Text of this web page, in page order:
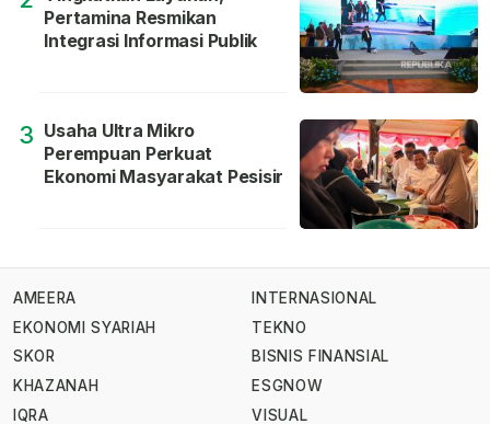
Pertamina Resmikan
Integrasi Informasi Publik
3 Usaha Ultra Mikro
Perempuan Perkuat
Ekonomi Masyarakat Pesisir
AMEERA
EKONOMI SYARIAH
SKOR
KHAZANAH
IQRA
INTERNASIONAL
TEKNO
BISNIS FINANSIAL
ESGNOW
VISUAL